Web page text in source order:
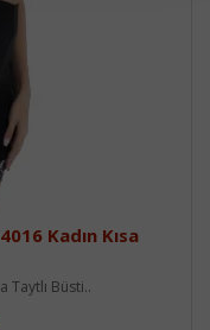
Kadın Kısa
Taytlı Büsti..